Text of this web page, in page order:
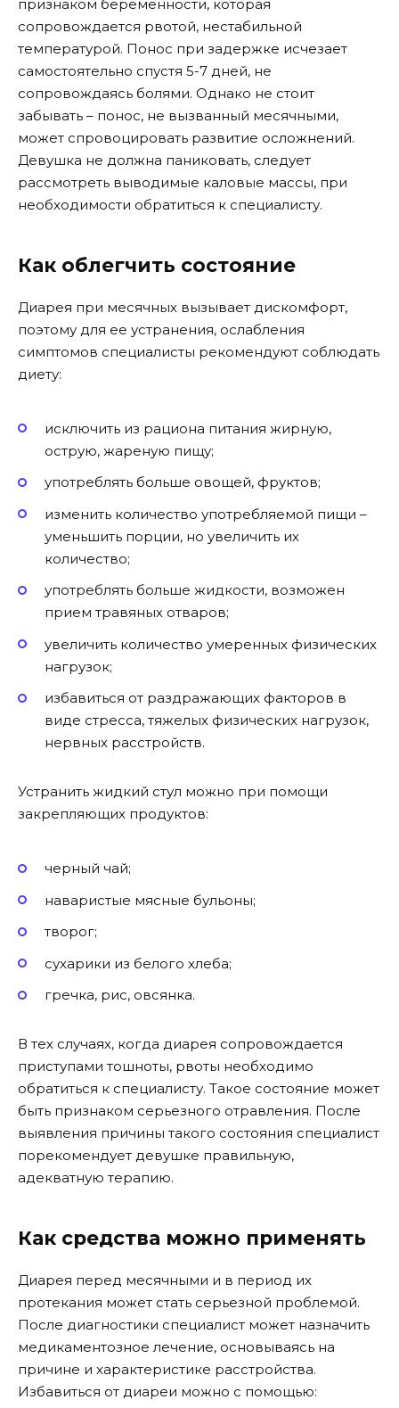
признаком беременности, которая
сопровождается рвотой, нестабильной
температурой. Понос при задержке исчезает
самостоятельно спустя 5-7 дней, не
сопровождаясь болями. Однако не стоит
забывать – понос, не вызванный месячными,
может спровоцировать развитие осложнений.
Девушка не должна паниковать, следует
рассмотреть выводимые каловые массы, при
необходимости обратиться к специалисту.
Как облегчить состояние
Диарея при месячных вызывает дискомфорт,
поэтому для ее устранения, ослабления
симптомов специалисты рекомендуют соблюдать
диету:
исключить из рациона питания жирную,
острую, жареную пищу;
употреблять больше овощей, фруктов;
изменить количество употребляемой пищи –
уменьшить порции, но увеличить их
количество;
употреблять больше жидкости, возможен
прием травяных отваров;
увеличить количество умеренных физических
нагрузок;
избавиться от раздражающих факторов в
виде стресса, тяжелых физических нагрузок,
нервных расстройств.
Устранить жидкий стул можно при помощи
закрепляющих продуктов:
черный чай;
наваристые мясные бульоны;
творог;
сухарики из белого хлеба;
гречка, рис, овсянка.
В тех случаях, когда диарея сопровождается
приступами тошноты, рвоты необходимо
обратиться к специалисту. Такое состояние может
быть признаком серьезного отравления. После
выявления причины такого состояния специалист
порекомендует девушке правильную,
адекватную терапию.
Как средства можно применять
Диарея перед месячными и в период их
протекания может стать серьезной проблемой.
После диагностики специалист может назначить
медикаментозное лечение, основываясь на
причине и характеристике расстройства.
Избавиться от диареи можно с помощью: